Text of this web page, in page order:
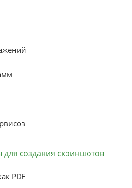
создания скриншотов
PDF